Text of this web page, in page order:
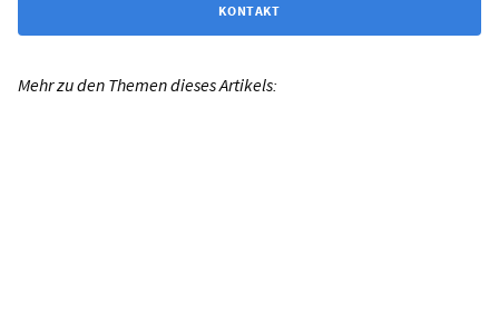
KONTAKT
Mehr zu den Themen dieses Artikels: